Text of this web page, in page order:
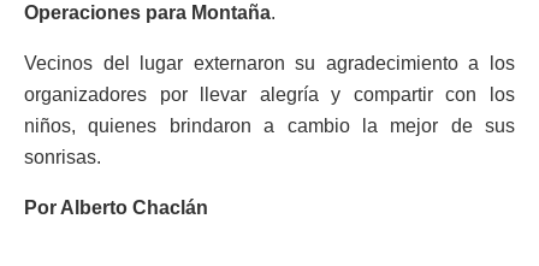
Operaciones para Montaña.
Vecinos del lugar externaron su agradecimiento a los
organizadores por llevar alegría y compartir con los
niños, quienes brindaron a cambio la mejor de sus
sonrisas.
Por Alberto Chaclán